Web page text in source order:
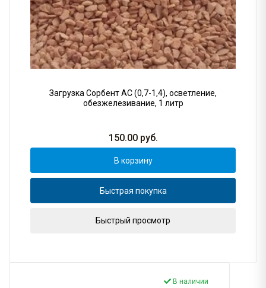
Загрузка Сорбент АС (0,7-1,4), осветление,
обезжелезивание, 1 литр
150.00руб.
В корзину
Быстрая покупка
Быстрый просмотр
В наличии